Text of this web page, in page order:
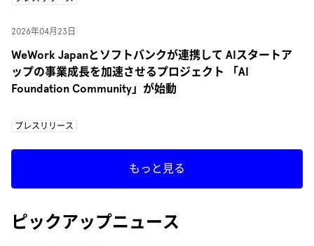
2026年04月23日
WeWork Japanとソフトバンクが連携して AIスタートア
ップの事業成長を加速させるプロジェクト 「AI
Foundation Community」が始動
プレスリリース
もっと見る
ピックアップニュース